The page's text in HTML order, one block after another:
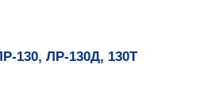
130, ЛР-130Д, 130Т